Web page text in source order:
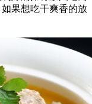
果想吃干爽香的放